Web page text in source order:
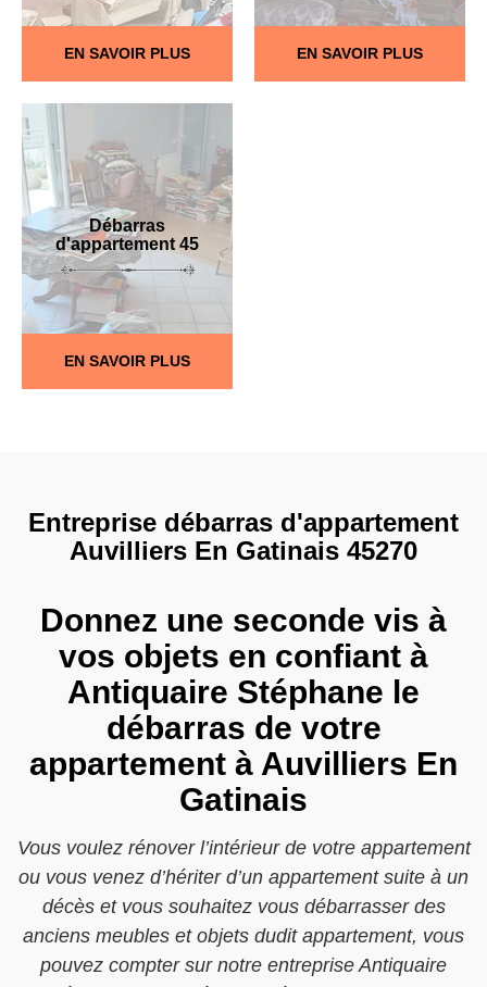
EN SAVOIR PLUS EN SAVOIR PLUS
Débarras
d'appartement 45
EN SAVOIR PLUS
Entreprise débarras d'appartement
Auvilliers En Gatinais 45270
Donnez une seconde vis à
vos objets en confiant à
Antiquaire Stéphane le
débarras de votre
appartement à Auvilliers En
Gatinais
Vous voulez rénover l’intérieur de votre appartement
ou vous venez d’hériter d’un appartement suite à un
décès et vous souhaitez vous débarrasser des
anciens meubles et objets dudit appartement, vous
pouvez compter sur notre entreprise Antiquaire